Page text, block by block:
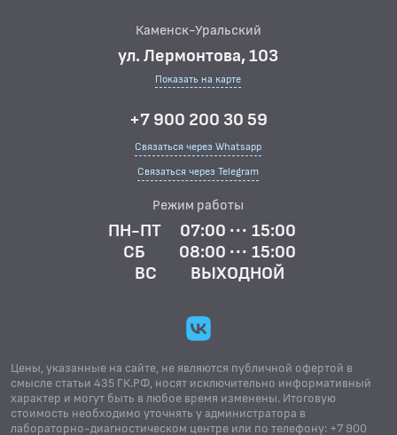
Каменск-Уральский
ул. Лермонтова, 103
Показать на карте
+7 900 200 30 59
Связаться через Whatsapp
Связаться через Telegram
Режим работы
ПН-ПТ
07:00 ··· 15:00
СБ
08:00 ··· 15:00
ВС
ВЫХОДНОЙ
Цены, указанные на сайте, не являются публичной офертой в
смысле статьи 435 ГК.РФ, носят исключительно информативный
характер и могут быть в любое время изменены. Итоговую
стоимость необходимо уточнять у администратора в
лабораторно-диагностическом центре или по телефону: +7 900